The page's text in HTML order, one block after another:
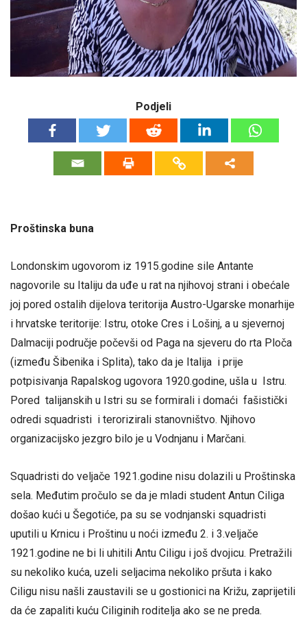
Podjeli
Proštinska buna
Londonskim ugovorom iz 1915.godine sile Antante
nagovorile su Italiju da uđe u rat na njihovoj strani i obećale
joj pored ostalih dijelova teritorija Austro-Ugarske monarhije
i hrvatske teritorije: Istru, otoke Cres i Lošinj, a u sjevernoj
Dalmaciji područje počevši od Paga na sjeveru do rta Ploča
(između Šibenika i Splita), tako da je Italija i prije
potpisivanja Rapalskog ugovora 1920.godine, ušla u Istru.
Pored talijanskih u Istri su se formirali i domaći fašistički
odredi squadristi i terorizirali stanovništvo. Njihovo
organizacijsko jezgro bilo je u Vodnjanu i Marčani.
Squadristi do veljače 1921.godine nisu dolazili u Proštinska
sela. Međutim pročulo se da je mladi student Antun Ciliga
došao kući u Šegotiće, pa su se vodnjanski squadristi
uputili u Krnicu i Proštinu u noći između 2. i 3.veljače
1921.godine ne bi li uhitili Antu Ciligu i još dvojicu. Pretražili
su nekoliko kuća, uzeli seljacima nekoliko pršuta i kako
Ciligu nisu našli zaustavili se u gostionici na Križu, zaprijetili
da će zapaliti kuću Ciliginih roditelja ako se ne preda.